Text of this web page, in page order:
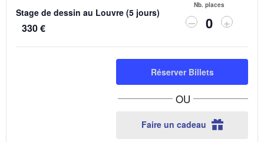
Stage de dessin au Louvre (5 jours)
330€
Nb. places
Diminuer
la
quantité
de
billets
pour
Stage
de
dessin
au
–
Q
u
a
n
t
t
la
quantité
de
pour
de
au
+
Réserver Billets
OU
Faire un cadeau